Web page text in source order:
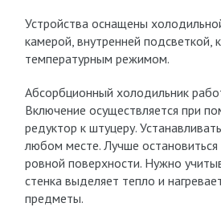
Устройства оснащены
камерой, внутренней
температурным режимом.
Абсорбционный холодильник
Включение осуществляется при
редуктор к штуцеру.
любом месте. Лучше остановиться
ровной поверхности. Нужно
стенка выделяет тепло и
предметы.